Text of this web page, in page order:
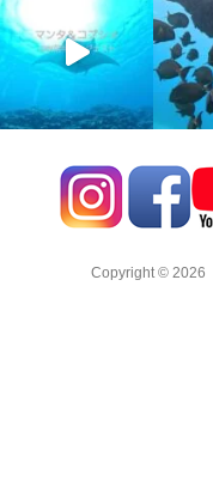
Copyright © 2026